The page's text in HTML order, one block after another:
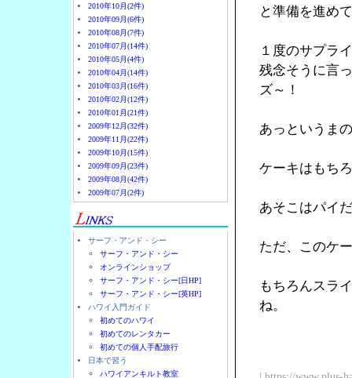
2010年10月(2件)
2010年09月(6件)
2010年08月(7件)
2010年07月(14件)
2010年05月(4件)
2010年04月(14件)
2010年03月(16件)
2010年02月(12件)
2010年01月(21件)
2009年12月(32件)
2009年11月(22件)
2009年10月(15件)
2009年09月(23件)
2009年08月(42件)
2009年07月(2件)
サーフ・アンド・シー
サーフ・アンド・シー
オンラインショップ
サーフ・アンド・シー[日HP]
サーフ・アンド・シー[英HP]
ハワイ入門ガイド
初めてのハワイ
初めてのレンタカー
初めての個人手配旅行
日本で習う
ハワイアンキルト教室
と準備を進め
１度のサプラ
残念そうに言
ズ～！
あっというま
ケーキはもち
あそこはパイ
ただ、このケ
もちろんスラ
ね。